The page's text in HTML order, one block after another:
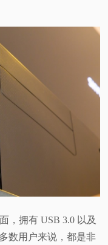
，拥有 USB 3.0 以及
数用户来说，都是非